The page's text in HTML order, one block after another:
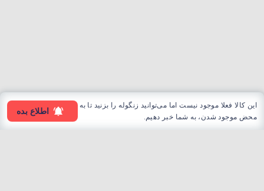
این کالا فعلا موجود نیست اما می‌توانید زنگوله را بزنید تا به
محض موجود شدن، به شما خبر دهیم.
اطلاع بده